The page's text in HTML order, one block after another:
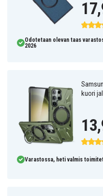
Odotetaan olevan taas
2026
kuori
Varastossa, heti valmis